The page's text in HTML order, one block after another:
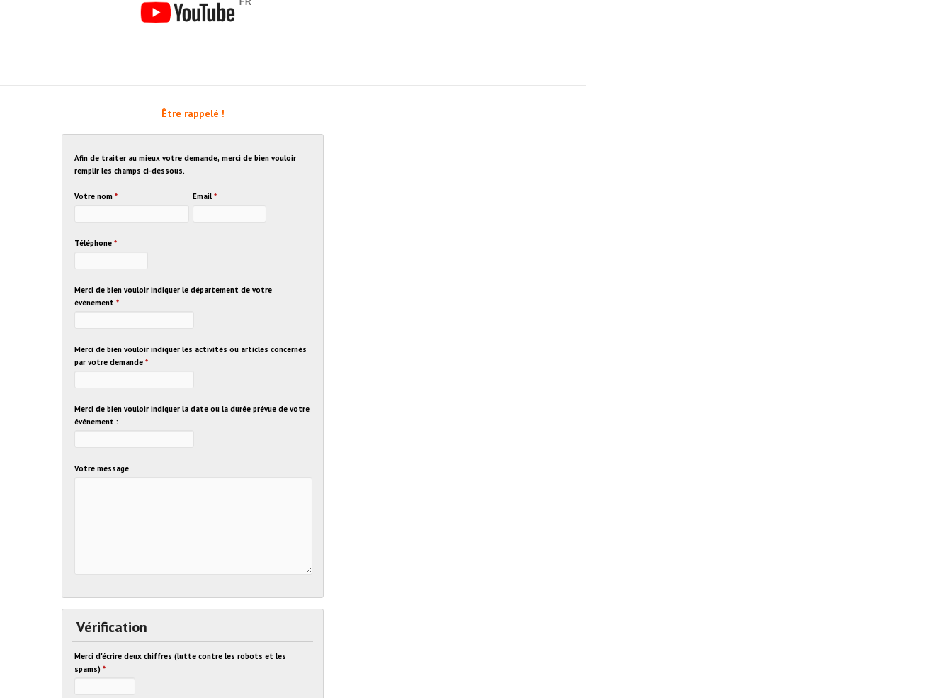
Être rappelé !
Afin de traiter au mieux votre demande, merci de bien vouloir
remplir les champs ci-dessous.
Votre nom* Email *
Téléphone*
Merci de bien vouloir indiquer le département de votre
événement*
Merci de bien vouloir indiquer les activités ou articles concernés
par votre demande*
Merci de bien vouloir indiquer la date ou la durée prévue de votre
événement :
Votre message
Vérification
Merci d'écrire deux chiffres (lutte contre les robots et les
spams)*